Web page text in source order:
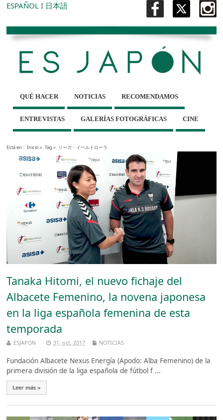
ESPAÑOL I 日本語
QUÉ HACER NOTICIAS RECOMENDAMOS
ENTREVISTAS GALERÍAS FOTOGRÁFICAS CINE
Está en : Inicio» Tag » リーガ・イベルドローラ
Tanaka Hitomi, el nuevo fichaje del
Albacete Femenino, la novena japonesa
en la liga española femenina de esta
temporada
ESJAPON 31, oct, 2017 NOTICIAS
Fundación Albacete Nexus Energía (Apodo: Alba Femenino) de la
primera división de la liga española de fútbol f ...
Leer más »